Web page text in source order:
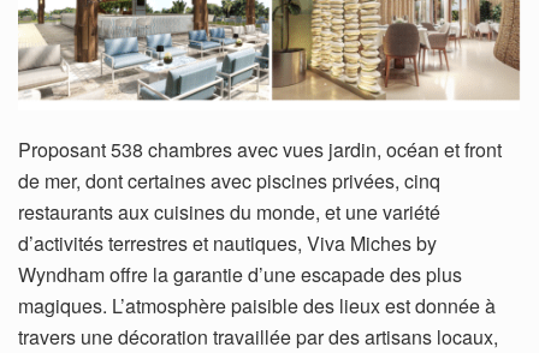
Proposant 538 chambres avec vues jardin, océan et front
de mer, dont certaines avec piscines privées, cinq
restaurants aux cuisines du monde, et une variété
d’activités terrestres et nautiques, Viva Miches by
Wyndham offre la garantie d’une escapade des plus
magiques. L’atmosphère paisible des lieux est donnée à
travers une décoration travaillée par des artisans locaux,